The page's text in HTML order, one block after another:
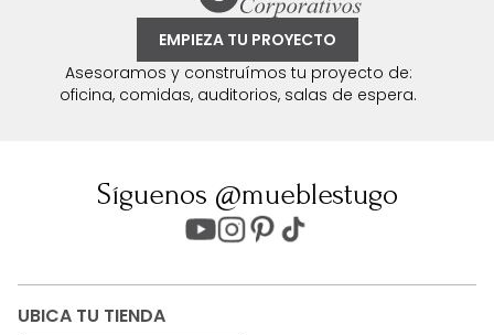
EMPIEZA TU PROYECTO
Asesoramos y construímos tu proyecto de:
oficina, comidas, auditorios, salas de espera.
Síguenos @mueblestugo
UBICA TU TIENDA